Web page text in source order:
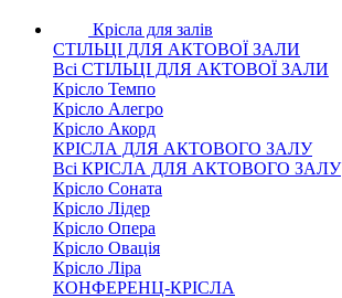
Крісла для залів
СТІЛЬЦІ ДЛЯ АКТОВОЇ ЗАЛИ
Всі СТІЛЬЦІ ДЛЯ АКТОВОЇ ЗАЛИ
Крісло Темпо
Крісло Алегро
Крісло Акорд
КРІСЛА ДЛЯ АКТОВОГО ЗАЛУ
Всі КРІСЛА ДЛЯ АКТОВОГО ЗАЛУ
Крісло Соната
Крісло Лідер
Крісло Опера
Крісло Овація
Крісло Ліра
КОНФЕРЕНЦ-КРІСЛА